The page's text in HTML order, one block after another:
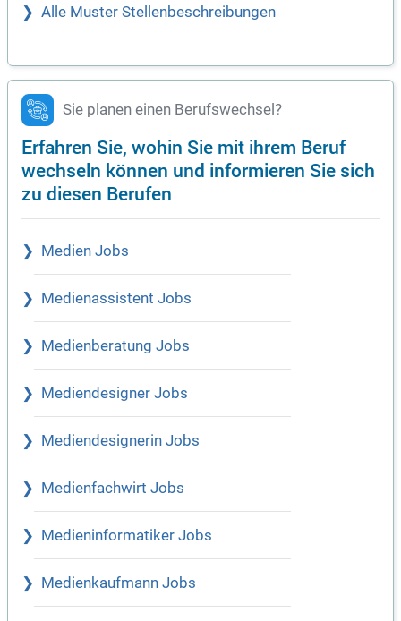
Alle Muster Stellenbeschreibungen
Sie planen einen Berufswechsel?
Erfahren Sie, wohin Sie mit ihrem Beruf
wechseln können und informieren Sie sich
zu diesen Berufen
Medien Jobs
Medienassistent Jobs
Medienberatung Jobs
Mediendesigner Jobs
Mediendesignerin Jobs
Medienfachwirt Jobs
Medieninformatiker Jobs
Medienkaufmann Jobs